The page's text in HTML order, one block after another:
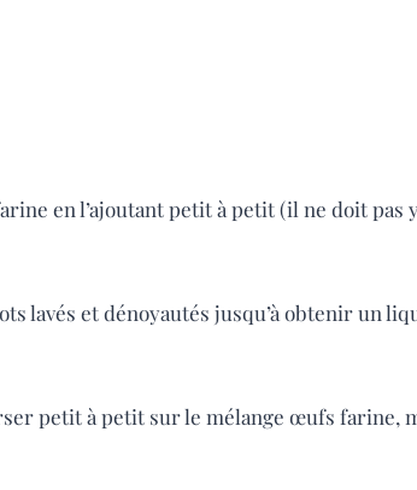
en l’ajoutant petit à petit (il ne doit pas
lavés et dénoyautés jusqu’à obtenir un
petit à petit sur le mélange œufs farine,